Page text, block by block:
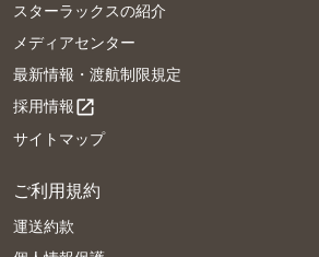
スターラックスの紹介
メディアセンター
最新情報・渡航制限規定
採用情報open_in_new
サイトマップ
ご利用規約
運送約款